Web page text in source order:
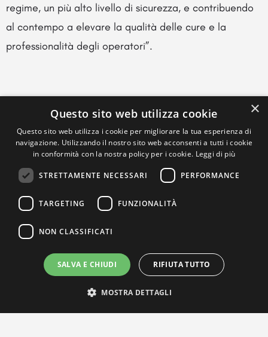
regime, un più alto livello di sicurezza, e contribuendo
al contempo a elevare la qualità delle cure e la
professionalità degli operatori”.
×
Questo sito web utilizza cookie
Questo sito web utilizza i cookie per migliorare la tua esperienza di
navigazione. Utilizzando il nostro sito web acconsenti a tutti i cookie
in conformità con la nostra policy per i cookie. Leggi di più
STRETTAMENTE NECESSARI PERFORMANCE
TARGETING FUNZIONALITÀ
NON CLASSIFICATI
SALVA E CHIUDI RIFIUTA TUTTO
MOSTRA DETTAGLI